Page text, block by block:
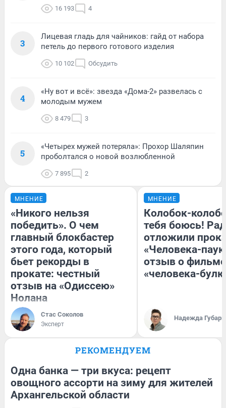
16 193 4
3
Лицевая гладь для чайников: гайд от набора
петель до первого готового изделия
10 102 Обсудить
4
«Ну вот и всё»: звезда «Дома-2» развелась с
молодым мужем
8 479 3
5
«Четырех мужей потеряла»: Прохор Шаляпин
проболтался о новой возлюбленной
7 895 2
МНЕНИЕ
«Никого нельзя
победить». О чем
главный блокбастер
этого года, который
бьет рекорды в
прокате: честный
отзыв на «Одиссею»
Нолана
Стас Соколов
Эксперт
МНЕНИЕ
Колобок-
тебя боюсь!
отложили
«Человека-
отзыв о
«человека-
Надежда Губарь
РЕКОМЕНДУЕМ
Одна банка — три вкуса: рецепт
овощного ассорти на зиму для жителей
Архангельской области